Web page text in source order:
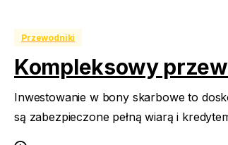
Przewodniki
Kompleksowy
Inwestowanie w bony skarbowe to
są zabezpieczone pełną wiarą i